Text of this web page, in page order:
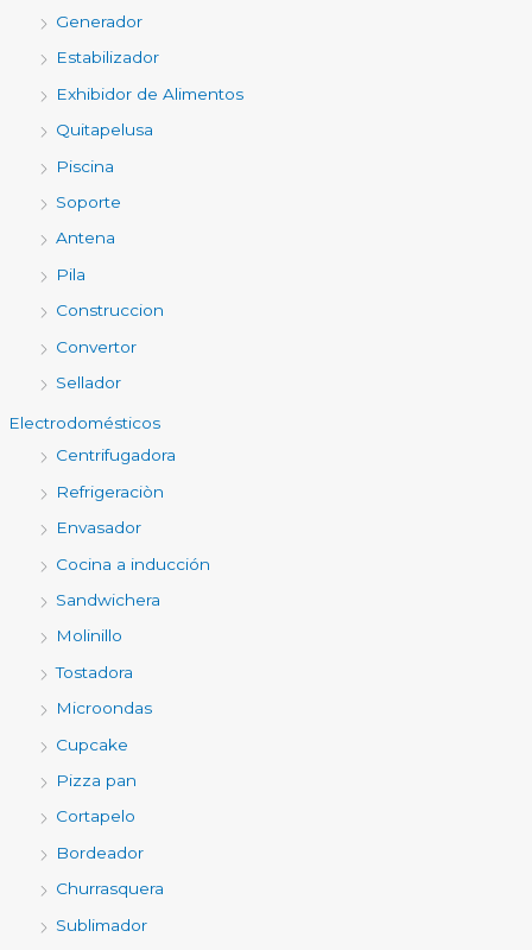
Generador
Estabilizador
Exhibidor de Alimentos
Quitapelusa
Piscina
Soporte
Antena
Pila
Construccion
Convertor
Sellador
Electrodomésticos
Centrifugadora
Refrigeraciòn
Envasador
Cocina a inducción
Sandwichera
Molinillo
Tostadora
Microondas
Cupcake
Pizza pan
Cortapelo
Bordeador
Churrasquera
Sublimador